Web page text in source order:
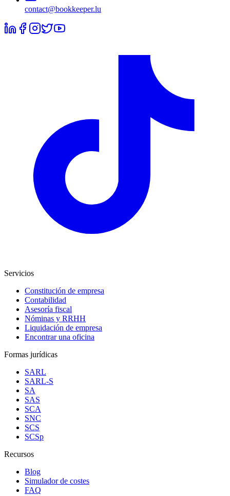
contact@bookkeeper.lu
Servicios
Constitución de empresa
Contabilidad
Asesoría fiscal
Nóminas y RRHH
Liquidación de empresa
Encontrar una oficina
Formas jurídicas
SARL
SARL-S
SA
SAS
SCA
SNC
SCS
SCSp
Recursos
Blog
Simulador de costes
FAQ